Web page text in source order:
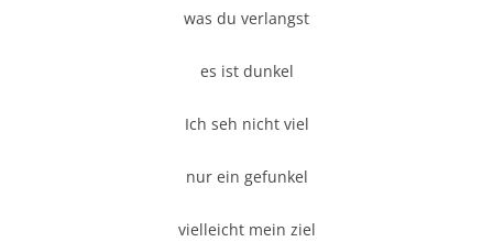
was du verlangst
es ist dunkel
Ich seh nicht viel
nur ein gefunkel
vielleicht mein ziel